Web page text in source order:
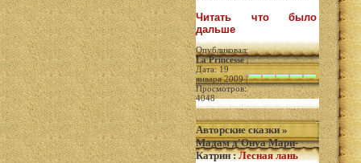
Читать что было
дальше
Опубликовал:
La Princesse|
Дата: 19
января 2009 |
Просмотров:
4048
Авторские сказки »
Мадам д'Онуа Мари-
Катрин:Лесная лань